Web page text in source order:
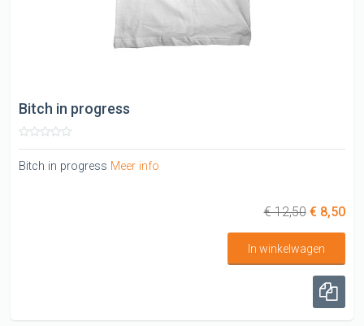
Bitch in progress
Bitch in progress Meer info
€ 12,50 € 8,50
In winkelwagen